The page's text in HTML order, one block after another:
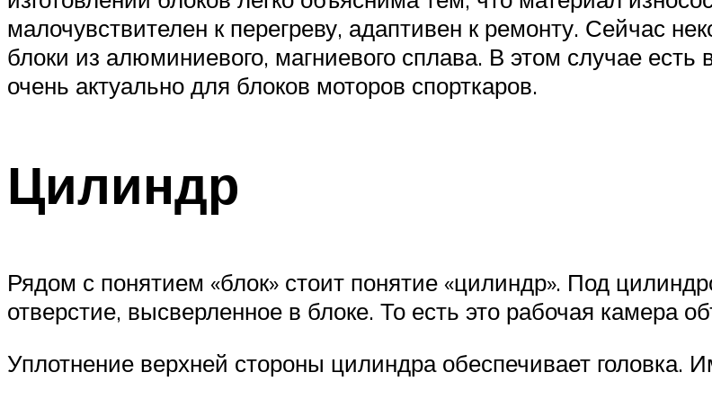
малочувствителен к перегреву, адаптивен к ремонту. Сейчас
блоки из алюминиевого, магниевого сплава. В этом случае
очень актуально для блоков моторов спорткаров.
Цилиндр
Рядом с понятием «блок» стоит понятие «цилиндр». Под
отверстие, высверленное в блоке. То есть это рабочая камера
Уплотнение верхней стороны цилиндра обеспечивает головка.